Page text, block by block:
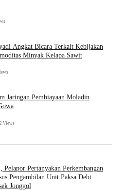
Angkat Bicara Terkait Kebijakan
Minyak Kelapa Sawit
Jaringan Pembiayaan Moladin
Views
Pelapor Pertanyakan Perkembangan
Pengambilan Unit Paksa Debt
Jonggol